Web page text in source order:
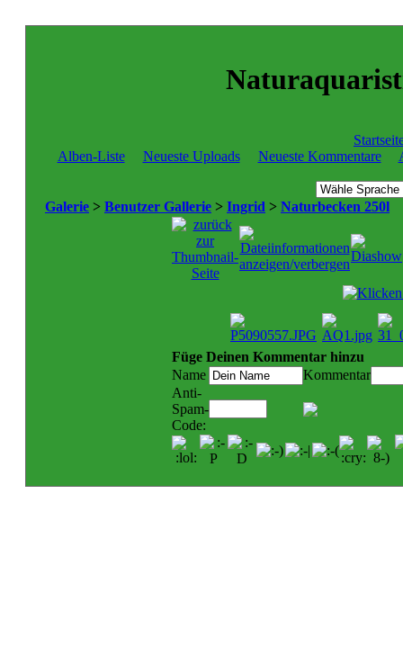
Alben-Liste
Neueste Uploads Neueste Kommentare
Galerie > Benutzer Gallerie > Ingrid > Naturbecken 250l
Füge Deinen Kommentar hinzu
Name
Kommentar
Anti-
Spam-
Code: